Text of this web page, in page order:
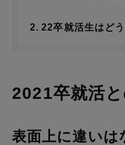
22卒就活生はど
2021卒就活
表面上に違いは